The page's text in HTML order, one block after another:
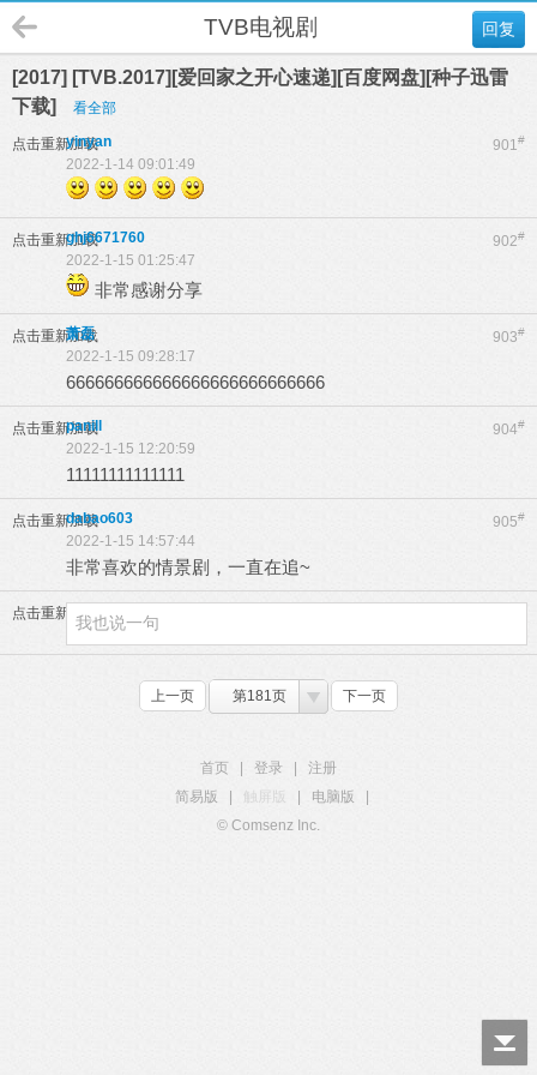
回复
TVB电视剧
[2017] [TVB.2017][爱回家之开心速递][百度网盘][种子迅雷
下载]
看全部
点击重新加载 901#
yinyan
2022-1-14 09:01:49
点击重新加载 902#
ghj6671760
2022-1-15 01:25:47
非常感谢分享
点击重新加载 903#
萧磊
2022-1-15 09:28:17
666666666666666666666666666
点击重新加载 904#
panill
2022-1-15 12:20:59
11111111111111
点击重新加载 905#
dabao603
2022-1-15 14:57:44
非常喜欢的情景剧，一直在追~
点击重新加载
上一页 第181页 下一页
首页 登录
注册
简易版
触屏版 电脑版
© Comsenz Inc.